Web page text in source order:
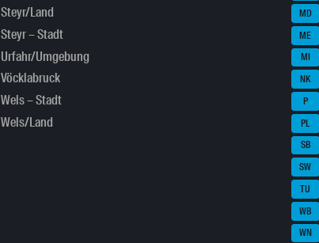
Steyr/Land
Steyr – Stadt
Urfahr/Umgebung
Vöcklabruck
Wels – Stadt
Wels/Land
MD
ME
MI
NK
P
PL
SB
SW
TU
WB
WN